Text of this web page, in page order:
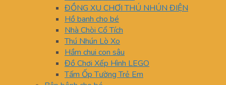
ĐỒNG XU CHƠI THÚ NHÚN ĐIỆN
Hồ banh cho bé
Nhà Chòi Cổ Tích
Thú Nhún Lò Xo
Hầm chui con sâu
Đồ Chơi Xếp Hình LEGO
Tấm Ốp Tường Trẻ Em